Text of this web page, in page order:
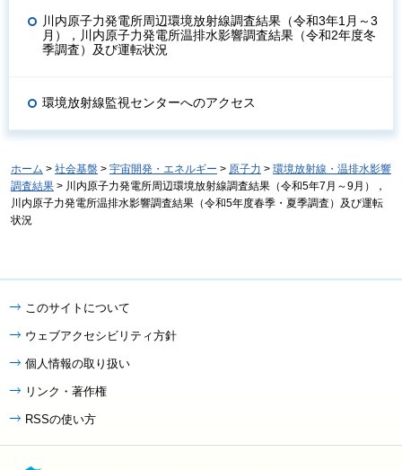
川内原子力発電所周辺環境放射線調査結果（令和3年1月～3
月），川内原子力発電所温排水影響調査結果（令和2年度冬
季調査）及び運転状況
環境放射線監視センターへのアクセス
ホーム > 社会基盤 > 宇宙開発・エネルギー > 原子力 > 環境放射線・温排水影響
調査結果 > 川内原子力発電所周辺環境放射線調査結果（令和5年7月～9月），
川内原子力発電所温排水影響調査結果（令和5年度春季・夏季調査）及び運転
状況
このサイトについて
ウェブアクセシビリティ方針
個人情報の取り扱い
リンク・著作権
RSSの使い方